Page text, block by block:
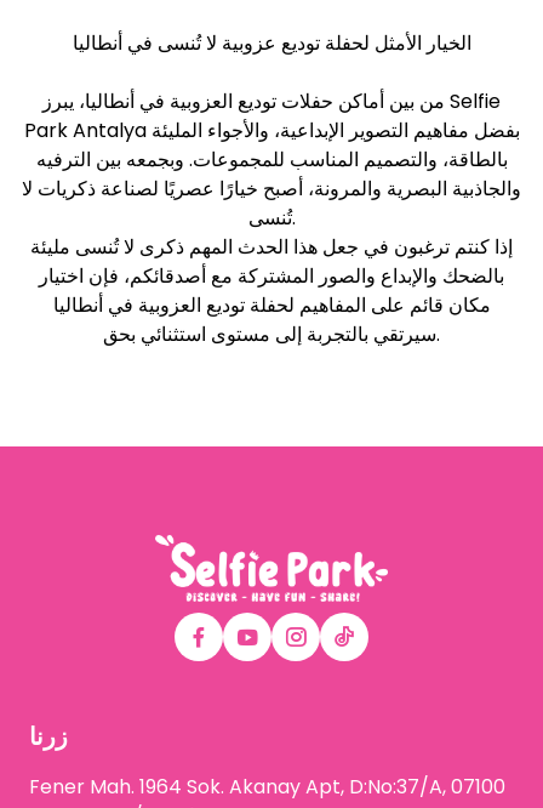
الخيار الأمثل لحفلة توديع عزوبية لا تُنسى في أنطاليا
من بين أماكن حفلات توديع العزوبية في أنطاليا، يبرز Selfie
Park Antalya بفضل مفاهيم التصوير الإبداعية، والأجواء المليئة
بالطاقة، والتصميم المناسب للمجموعات. وبجمعه بين الترفيه
والجاذبية البصرية والمرونة، أصبح خيارًا عصريًا لصناعة ذكريات لا
تُنسى.
إذا كنتم ترغبون في جعل هذا الحدث المهم ذكرى لا تُنسى مليئة
بالضحك والإبداع والصور المشتركة مع أصدقائكم، فإن اختيار
مكان قائم على المفاهيم لحفلة توديع العزوبية في أنطاليا
سيرتقي بالتجربة إلى مستوى استثنائي بحق.
زرنا
Fener Mah. 1964 Sok. Akanay Apt, D:No:37/A, 07100